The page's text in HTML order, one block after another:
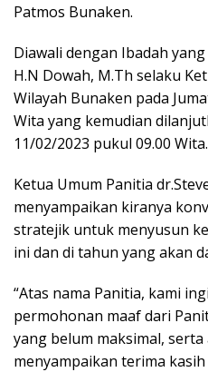
Patmos Bunaken.
Diawali dengan Ibadah
H.N Dowah, M.Th selaku
Wilayah Bunaken pada
Wita yang kemudian
11/02/2023 pukul 09.00 Wita.
Ketua Umum Panitia
menyampaikan kiranya
stratejik untuk menyusun
ini dan di tahun yang akan
“Atas nama Panitia, kami
permohonan maaf dari
yang belum maksimal,
menyampaikan terima